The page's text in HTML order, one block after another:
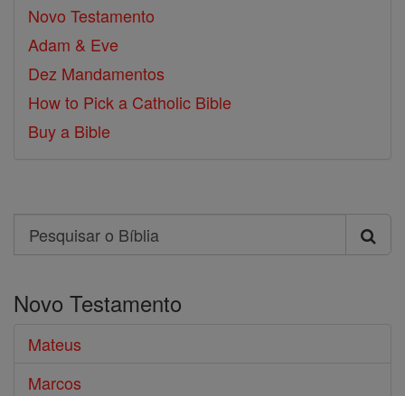
Novo Testamento
Adam & Eve
Dez Mandamentos
How to Pick a Catholic Bible
Buy a Bible
Search
Pesquisar
Bíblia
Novo Testamento
Mateus
Marcos